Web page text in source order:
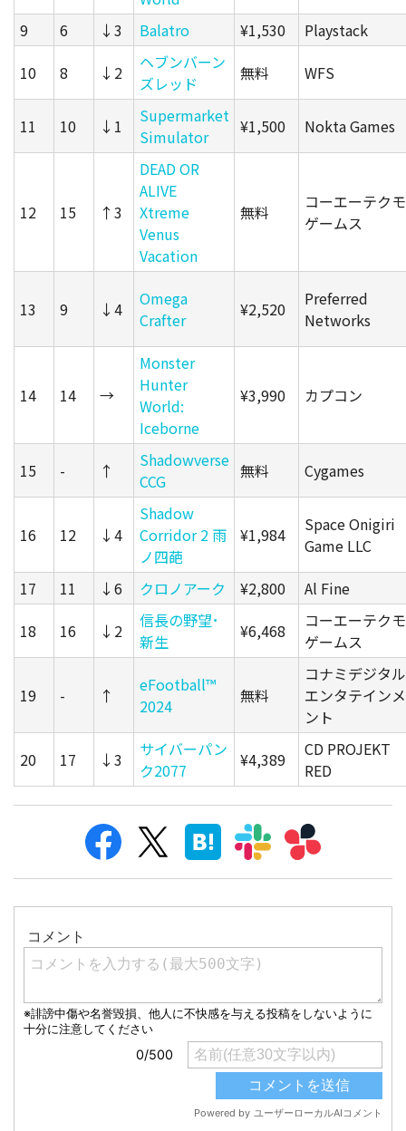
9 6 ↓3 Balatro ¥1,530
Playstack
10
8 ↓2
ヘブンバーン
ズレッド
無料 WFS
11 10 ↓1
Supermarket
Simulator
¥1,500 Nokta Games
12 15 ↑3
DEAD OR
ALIVE
Xtreme
Venus
Vacation
無料
コーエーテクモ
ゲームス
13 9 ↓4
Omega
Crafter
¥2,520
Preferred
Networks
14 14 →
Monster
Hunter
World:
Iceborne
¥3,990 カプコン
15 - ↑
Shadowverse
CCG
無料 Cygames
16 12 ↓4
Shadow
Corridor 2 雨
ノ四葩
¥1,984
Space Onigiri
Game LLC
17
11 ↓6 クロノアーク ¥2,800
Al Fine
18
16 ↓2
信長の野望･
新生
¥6,468
コーエーテクモ
ゲームス
19 - ↑
eFootball™
2024
無料
コナミデジタル
エンタテインメ
ント
20
17 ↓3
サイバーパン
ク2077
¥4,389
CD PROJEKT
RED